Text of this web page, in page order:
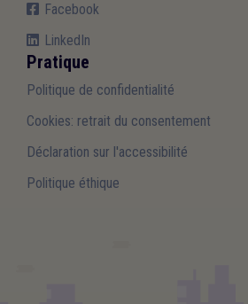
Facebook
LinkedIn
Pratique
Politique de confidentialité
Cookies: retrait du consentement
Déclaration sur l'accessibilité
Politique éthique